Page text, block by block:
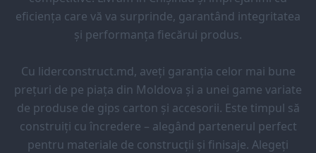
eficiența care vă va surprinde, garantând integritatea
și performanța fiecărui produs.
Cu liderconstruct.md, aveți garanția celor mai bune
prețuri de pe piața din Moldova și a unei game variate
de produse de gips carton și accesorii. Este timpul să
construiți cu încredere – alegând partenerul perfect
pentru materiale de construcții și finisaje. Alegeți